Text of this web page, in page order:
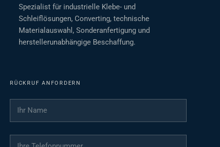
Spezialist für industrielle Klebe- und
Schleiflösungen, Converting, technische
Materialauswahl, Sonderanfertigung und
herstellerunabhängige Beschaffung.
RÜCKRUF ANFORDERN
Ihr Name
Ihre Telefonnummer